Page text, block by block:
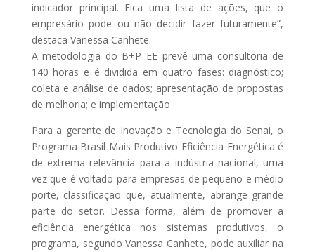
indicador principal. Fica uma lista de ações, que o
empresário pode ou não decidir fazer futuramente”,
destaca Vanessa Canhete.
A metodologia do B+P EE prevê uma consultoria de
140 horas e é dividida em quatro fases: diagnóstico;
coleta e análise de dados; apresentação de propostas
de melhoria; e implementação
Para a gerente de Inovação e Tecnologia do Senai, o
Programa Brasil Mais Produtivo Eficiência Energética é
de extrema relevância para a indústria nacional, uma
vez que é voltado para empresas de pequeno e médio
porte, classificação que, atualmente, abrange grande
parte do setor. Dessa forma, além de promover a
eficiência energética nos sistemas produtivos, o
programa, segundo Vanessa Canhete, pode auxiliar na